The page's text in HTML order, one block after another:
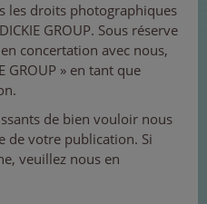
les droits photographiques
GROUP. Sous réserve
concertation avec nous,
GROUP » en tant que
de bien vouloir nous
de votre publication. Si
veuillez nous en